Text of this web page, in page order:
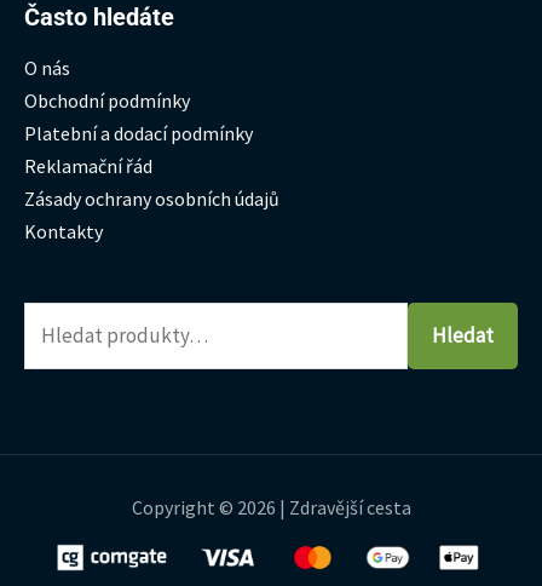
Často hledáte
O nás
Obchodní podmínky
Platební a dodací podmínky
Reklamační řád
Zásady ochrany osobních údajů
Kontakty
Hledat:
Hledat
Copyright © 2026 | Zdravější cesta